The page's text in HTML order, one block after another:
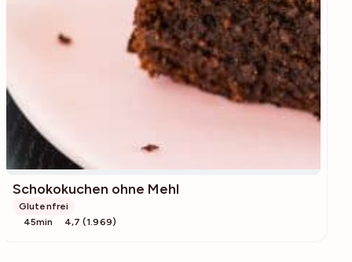
Schokokuchen ohne Mehl
Glutenfrei
45min
4,7 (1.969)